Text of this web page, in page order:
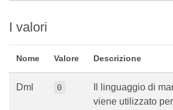
I valori
Nome Valore Descrizione
Dml 0
Il linguaggio di
viene utilizzato